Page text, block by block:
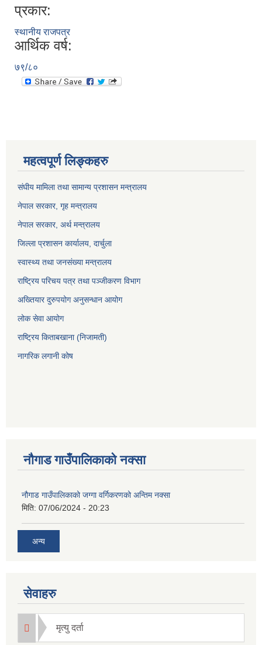
प्रकार:
स्थानीय राजपत्र
आर्थिक वर्ष:
७९/८०
महत्वपूर्ण लिङ्कहरु
संघीय मामिला तथा सामान्य प्रशासन मन्त्रालय
नेपाल सरकार, गृह मन्त्रालय
नेपाल सरकार, अर्थ मन्त्रालय
जिल्ला प्रशासन कार्यालय, दार्चुला
स्वास्थ्य तथा जनसंख्या मन्त्रालय
राष्ट्रिय परिचय पत्र तथा पञ्जीकरण विभाग
अख्तियार दुरुपयोग अनुसन्धान आयोग
लोक सेवा आयोग
राष्ट्रिय किताबखाना (निजामती)
नागरिक लगानी कोष
नौगाड गाउँपालिकाको नक्सा
नौगाड गाउँपालिकाको जग्गा वर्गिकरणको अन्तिम नक्सा
मिति: 07/06/2024 - 20:23
अन्य
सेवाहरु
मृत्यु दर्ता